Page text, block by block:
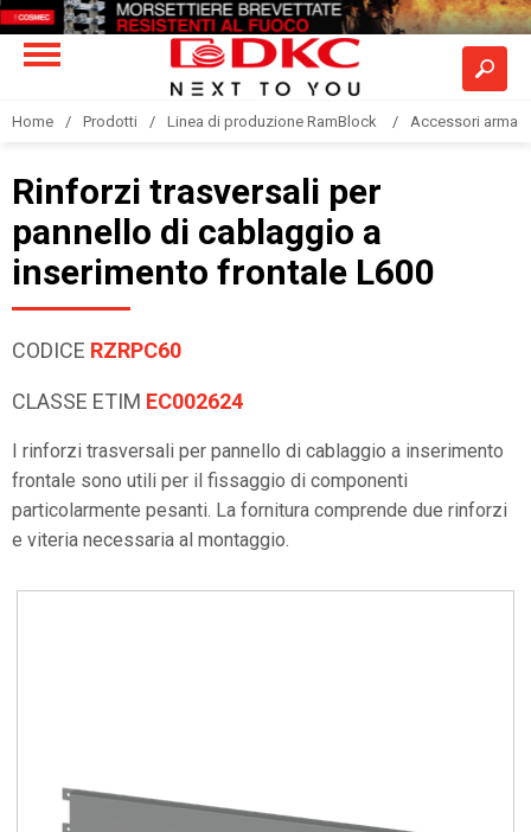
Home Prodotti Linea di produzione RamBlock Accessori armadi
Rinforzi trasversali per
pannello di cablaggio a
inserimento frontale L600
CODICE RZRPC60
CLASSE ETIM EC002624
I rinforzi trasversali per pannello di cablaggio a inserimento
frontale sono utili per il fissaggio di componenti
particolarmente pesanti. La fornitura comprende due rinforzi
e viteria necessaria al montaggio.